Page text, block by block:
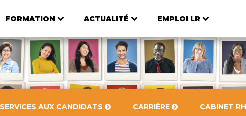
FORMATION ACTUALITÉ EMPLOI LR
SERVICES AUX CANDIDATS CARRIÈRE CABINET RH